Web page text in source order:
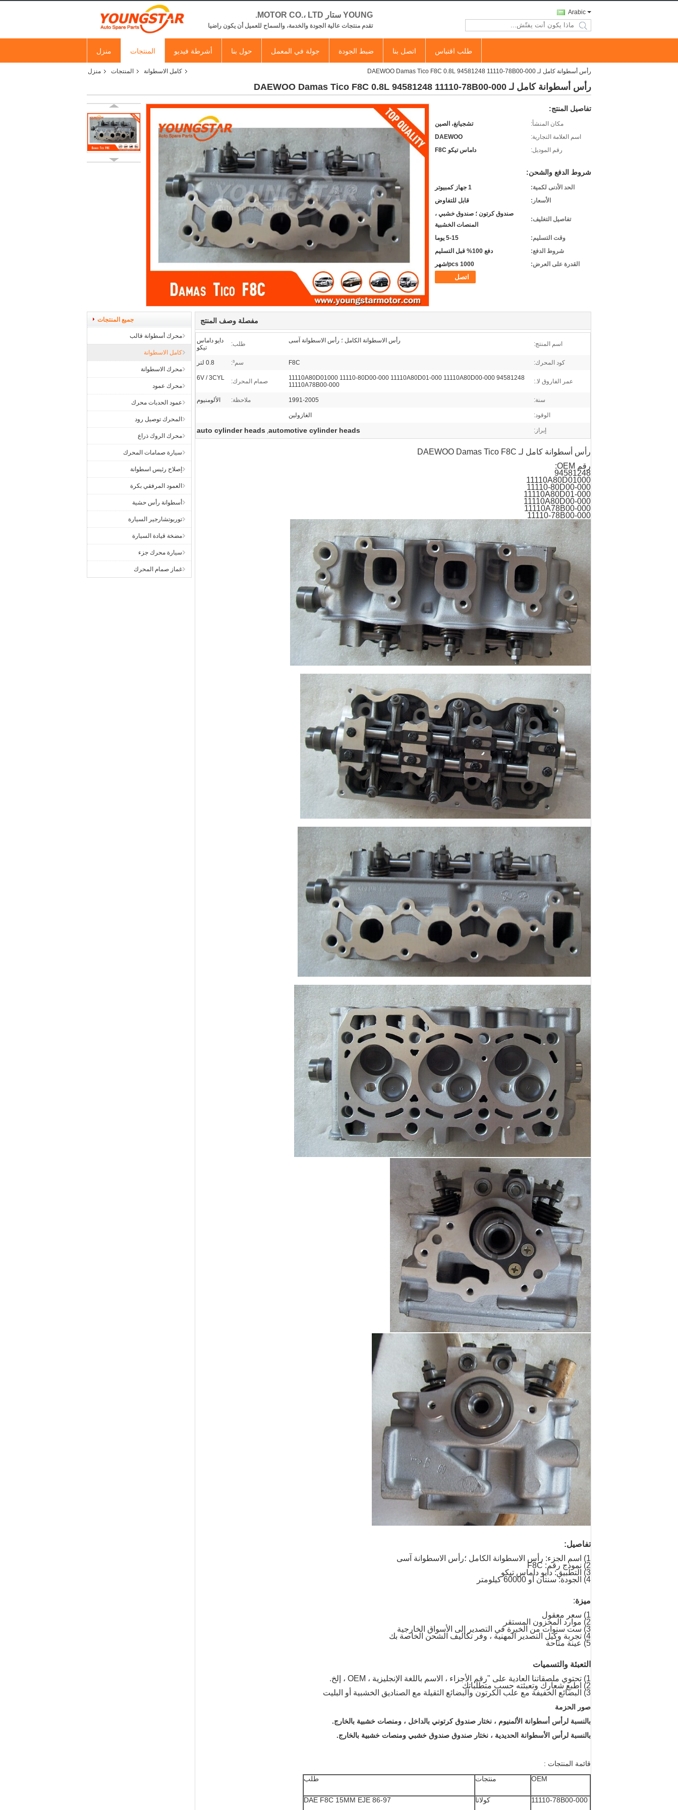
YOUNG ستار MOTOR CO.، LTD.
تقدم منتجات عالية الجودة والخدمة، والسماح للعميل أن يكون راضيا
Arabic
search
منزل المنتجات أشرطة فيديو حول بنا جولة في المعمل ضبط الجودة اتصل بنا طلب اقتباس
منزل المنتجات كامل الاسطوانة رأس أسطوانة كامل لـ DAEWOO Damas Tico F8C 0.8L 94581248 11110-78B00-000
رأس أسطوانة كامل لـ DAEWOO Damas Tico F8C 0.8L 94581248 11110-78B00-000
تفاصيل المنتج:
مكان المنشأ:
تشجيانغ، الصين
اسم العلامة التجارية:
DAEWOO
رقم الموديل:
داماس تيكو F8C
شروط الدفع والشحن:
الحد الأدنى لكمية:
1 جهاز كمبيوتر
الأسعار:
قابل للتفاوض
تفاصيل التغليف:
صندوق كرتون ؛ صندوق خشبي ،
المنصات الخشبية
وقت التسليم:
5-15 يوما
شروط الدفع:
دفع 100% قبل التسليم
القدرة على العرض:
1000 pcs/شهر
اتصل
جميع المنتجات
محرك أسطوانة قالب
كامل الاسطوانة
محرك الاسطوانة
محرك عمود
عمود الحدبات محرك
المحرك توصيل رود
محرك الروك ذراع
سيارة صمامات المحرك
إصلاح رئيس اسطوانة
العمود المرفقي بكرة
أسطوانة رأس حشية
توربوتشارجير السيارة
مضخة قيادة السيارة
سيارة محرك جزء
غماز صمام المحرك
مفصلة وصف المنتج
اسم المنتج: رأس الاسطوانة الكامل ؛ رأس الاسطوانة آسى طلب:
دايو داماس
تيكو
كود المحرك: F8C سم³: 0.8 لتر
عمر الفاروق لا.:
94581248 11110A80D01000 11110-80D00-000 11110A80D01-000 11110A80D00-000
11110A78B00-000
صمام المحرك: 6V / 3CYL
سنة: 1991-2005 ملاحظة: الألومنيوم
الوقود: الغازولين
إبراز: automotive cylinder heads
,
auto cylinder heads
رأس أسطوانة كامل لـ DAEWOO Damas Tico F8C
رقم OEM:
94581248
11110A80D01000
11110-80D00-000
11110A80D01-000
11110A80D00-000
11110A78B00-000
11110-78B00-000
تفاصيل:
1) اسم الجزء: رأس الاسطوانة الكامل ؛رأس الاسطوانة آسى
2) نموذج رقم: F8C
3) التطبيق: دايو داماس تيكو
4) الجودة: سنتان أو 60000 كيلومتر
ميزة:
1) سعر معقول
2) موارد المخزون المستقر
3) ست سنوات من الخبرة في التصدير إلى الأسواق الخارجية
4) تجربة وكيل التصدير المهنية ، وفر تكاليف الشحن الخاصة بك
5) عينة متاحة
التعبئة والتسميات
1) تحتوي ملصقاتنا العادية على "رقم الأجزاء ، الاسم باللغة الإنجليزية ، OEM ، إلخ.
2) اطبع شعارك وتعبئته حسب متطلباتك
3) البضائع الخفيفة مع علب الكرتون والبضائع الثقيلة مع الصناديق الخشبية أو البليت
صور الحزمة
بالنسبة لرأس أسطوانة الألمنيوم ، نختار صندوق كرتوني بالداخل ، ومنصات خشبية بالخارج.
بالنسبة لرأس الأسطوانة الحديدية ، نختار صندوق صندوق خشبي ومنصات خشبية بالخارج.
قائمة المنتجات :
OEM
منتجات طلب
11110-78B00-000 كولاتا DAE F8C 15MM EJE 86-97